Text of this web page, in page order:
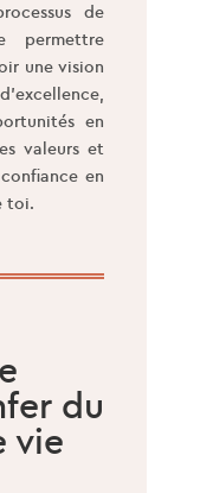
de
permettre
une vision
en
valeurs et
en
toi.
du
vie